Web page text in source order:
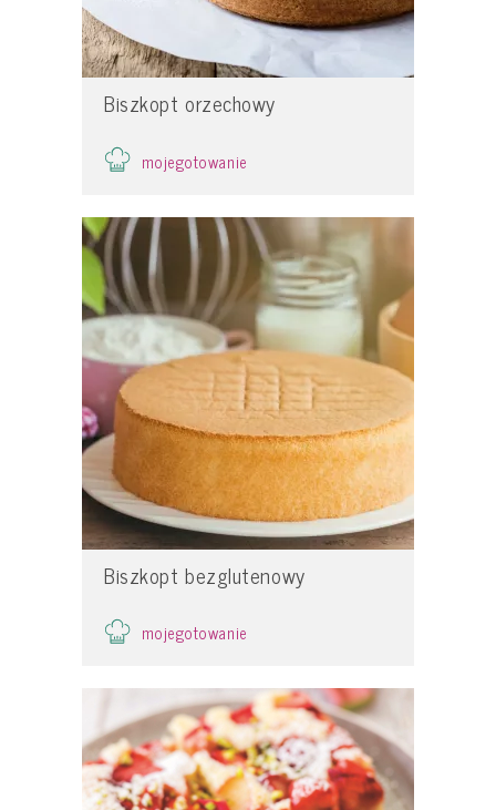
Biszkopt orzechowy
mojegotowanie
Biszkopt bezglutenowy
mojegotowanie